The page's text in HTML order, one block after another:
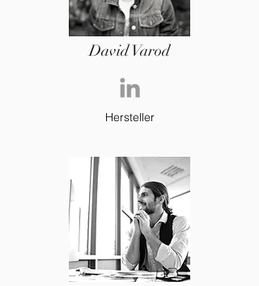
David Varod
Hersteller